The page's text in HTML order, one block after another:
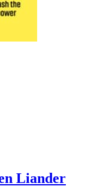
Liander